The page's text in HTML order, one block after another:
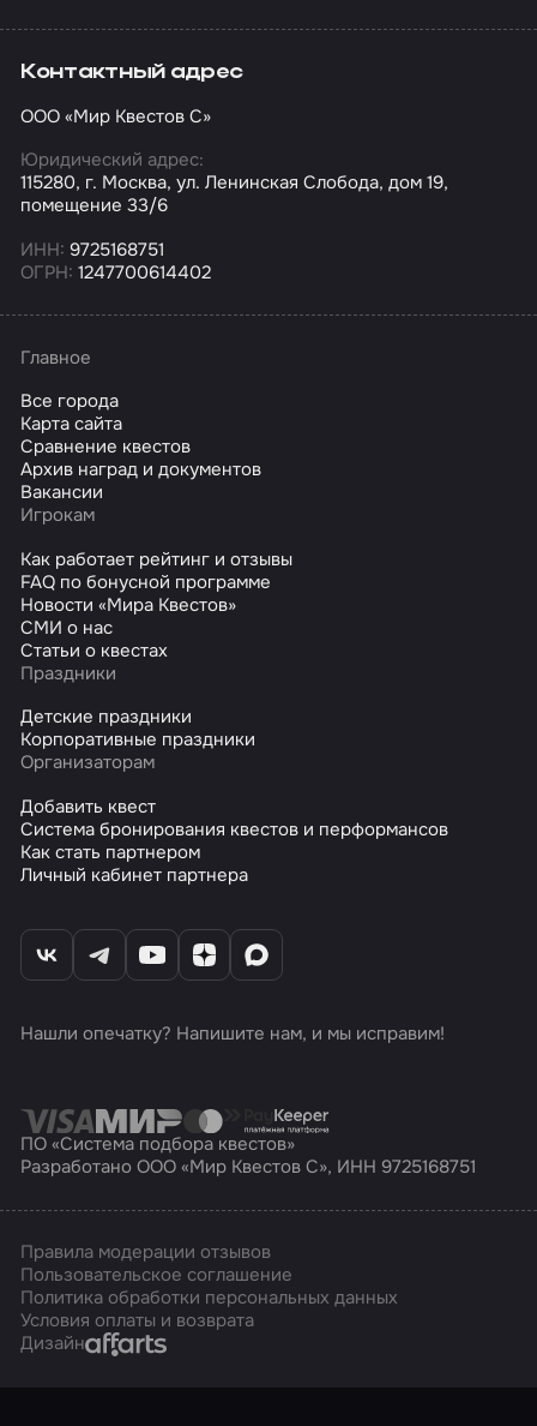
Контактный адрес
ООО «Мир Квестов С»
Юридический адрес:
115280, г. Москва, ул. Ленинская Слобода, дом 19,
помещение 33/6
ИНН: 9725168751
ОГРН: 1247700614402
Главное
Все города
Карта сайта
Сравнение квестов
Архив наград и документов
Вакансии
Игрокам
Как работает рейтинг и отзывы
FAQ по бонусной программе
Новости «Мира Квестов»
СМИ о нас
Статьи о квестах
Праздники
Детские праздники
Корпоративные праздники
Организаторам
Добавить квест
Система бронирования квестов и перформансов
Как стать партнером
Личный кабинет партнера
Нашли опечатку? Напишите нам, и мы исправим!
ПО «Система подбора квестов»
Разработано ООО «Мир Квестов С», ИНН 9725168751
Правила модерации отзывов
Пользовательское соглашение
Политика обработки персональных данных
Условия оплаты и возврата
ДизайнAffarts